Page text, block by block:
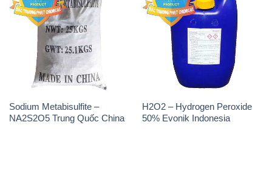
Sodium Metabisulfite –
NA2S2O5 Trung Quốc China
H2O2 – Hydrogen Peroxide
50% Evonik Indonesia